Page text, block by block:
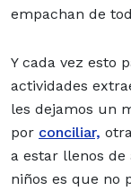
empachan de
Y cada vez esto
actividades
les dejamos un
por conciliar,
a estar llenos de
niños es que no